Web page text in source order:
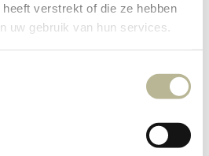
verstrekt of die ze hebben
uw gebruik van hun services.